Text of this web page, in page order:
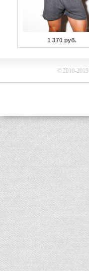
1 370 руб.
©2010-2019